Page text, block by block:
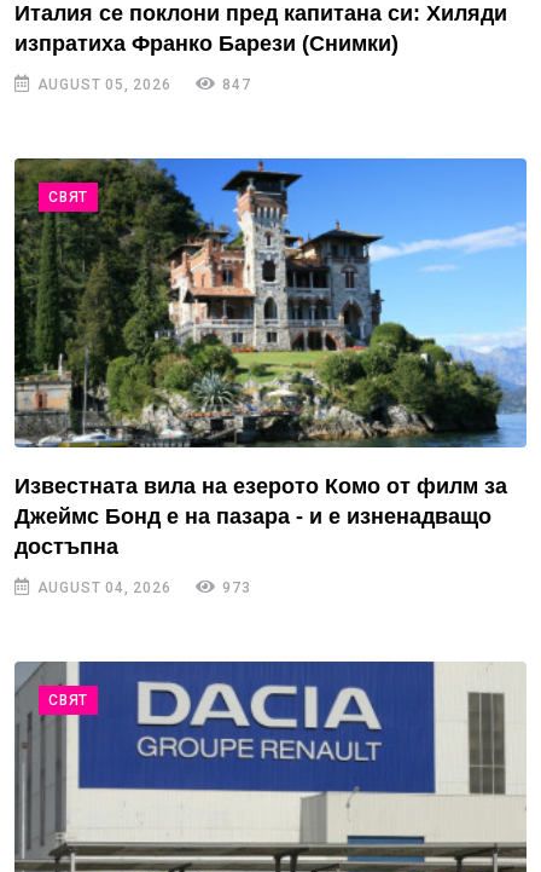
Италия се поклони пред капитана си: Хиляди
изпратиха Франко Барези (Снимки)
AUGUST 05, 2026 847
СВЯТ
Известната вила на езерото Комо от филм за
Джеймс Бонд е на пазара - и е изненадващо
достъпна
AUGUST 04, 2026 973
СВЯТ